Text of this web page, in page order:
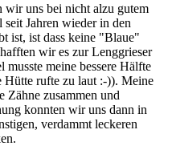
wir uns bei nicht alzu gutem
seit Jahren wieder in den
ist, ist dass keine "Blaue"
wir es zur Lenggrieser
meine bessere Hälfte
Hütte rufte zu laut :-)). Meine
Zähne zusammen und
konnten wir uns dann in
verdammt leckeren